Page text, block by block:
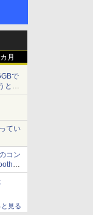
月
で
とど
てい
コン
で3
と見る